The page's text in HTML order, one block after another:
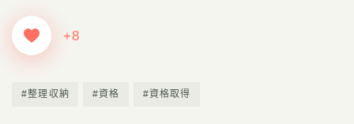
+8
#整理収納 #資格 #資格取得